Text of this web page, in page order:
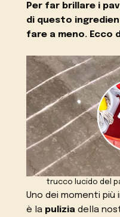
Per far brillare i
di questo
fare a meno. Ecco
trucco lucido del
Uno dei momenti
è la pulizia della